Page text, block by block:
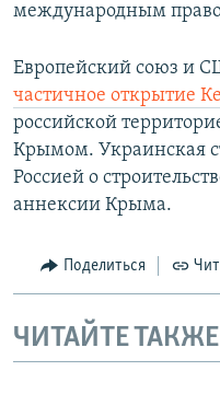
международным
Европейский союз и
частичное открытие
российской
Крымом. Украинская
Россией о
аннексии Крыма.
Поделиться
ЧИТАЙТЕ